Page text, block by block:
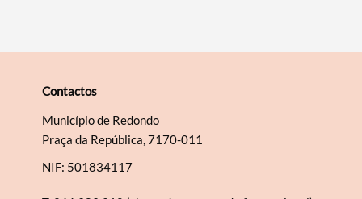
Contactos
Município de Redondo
Praça da República, 7170-011
NIF: 501834117